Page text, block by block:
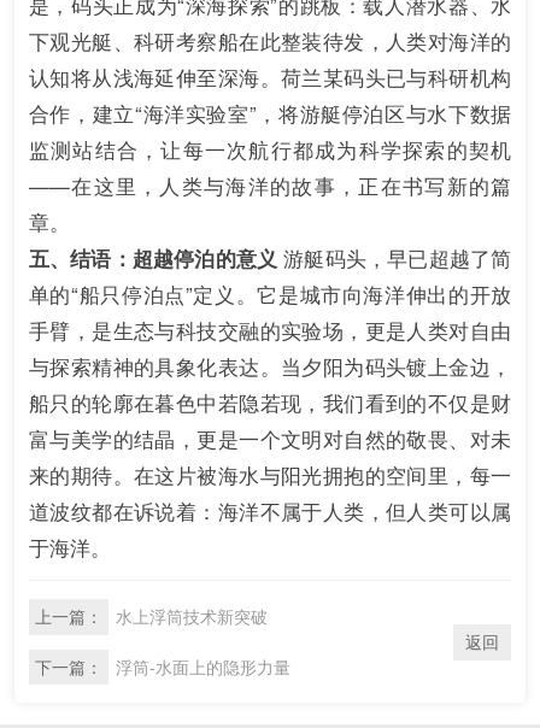
下观光艇、科研考察船在此整装待发，人类对海洋的
认知将从浅海延伸至深海。荷兰某码头已与科研机构
合作，建立“海洋实验室”，将游艇停泊区与水下数据
监测站结合，让每一次航行都成为科学探索的契机
——在这里，人类与海洋的故事，正在书写新的篇
章。
五、结语：超越停泊的意义 游艇码头，早已超越了简
单的“船只停泊点”定义。它是城市向海洋伸出的开放
手臂，是生态与科技交融的实验场，更是人类对自由
与探索精神的具象化表达。当夕阳为码头镀上金边，
船只的轮廓在暮色中若隐若现，我们看到的不仅是财
富与美学的结晶，更是一个文明对自然的敬畏、对未
来的期待。在这片被海水与阳光拥抱的空间里，每一
道波纹都在诉说着：海洋不属于人类，但人类可以属
于海洋。
上一篇： 水上浮筒技术新突破
下一篇： 浮筒-水面上的隐形力量
返回